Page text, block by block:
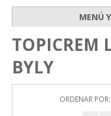
MENÚ
TOPICREM
BYLY
ORDENAR POR: